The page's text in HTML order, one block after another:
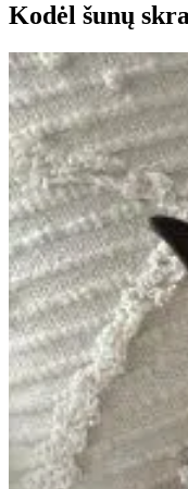
Kodėl šunų